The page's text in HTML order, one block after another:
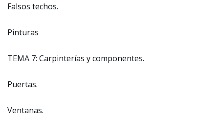
Falsos techos.
Pinturas
TEMA 7: Carpinterías y componentes.
Puertas.
Ventanas.